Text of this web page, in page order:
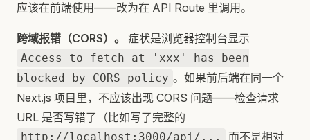
应该在前端使用——改为在 API Route 里调用。
跨域报错（CORS）。 症状是浏览器控制台显示
Access to fetch at 'xxx' has been
blocked by CORS policy 。如果前后端在同一个
Next.js 项目里，不应该出现 CORS 问题——检查请求
URL 是否写错了（比如写了完整的
http://localhost:3000/api/...
而不是相对